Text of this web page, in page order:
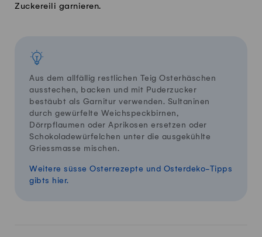
Zuckereili garnieren.
Aus dem allfällig restlichen Teig Osterhäschen
ausstechen, backen und mit Puderzucker
bestäubt als Garnitur verwenden. Sultaninen
durch gewürfelte Weichspeckbirnen,
Dörrpflaumen oder Aprikosen ersetzen oder
Schokoladewürfelchen unter die ausgekühlte
Griessmasse mischen.
Weitere süsse Osterrezepte und Osterdeko-Tipps
gibts hier.